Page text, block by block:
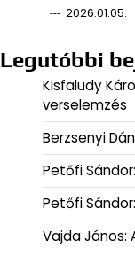
2026.01.05.
Legutóbbi
Kisfaludy
verselemzés
Berzsenyi
Petőfi
Petőfi
Vajda János: